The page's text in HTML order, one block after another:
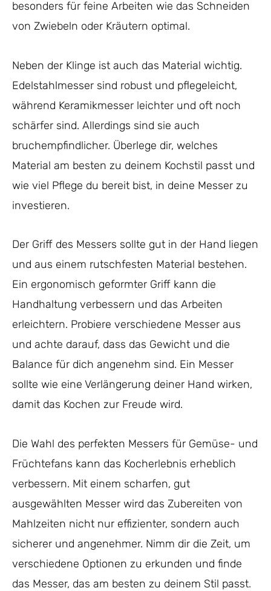
besonders für feine Arbeiten wie das Schneiden
von Zwiebeln oder Kräutern optimal.
Neben der Klinge ist auch das Material wichtig.
Edelstahlmesser sind robust und pflegeleicht,
während Keramikmesser leichter und oft noch
schärfer sind. Allerdings sind sie auch
bruchempfindlicher. Überlege dir, welches
Material am besten zu deinem Kochstil passt und
wie viel Pflege du bereit bist, in deine Messer zu
investieren.
Der Griff des Messers sollte gut in der Hand liegen
und aus einem rutschfesten Material bestehen.
Ein ergonomisch geformter Griff kann die
Handhaltung verbessern und das Arbeiten
erleichtern. Probiere verschiedene Messer aus
und achte darauf, dass das Gewicht und die
Balance für dich angenehm sind. Ein Messer
sollte wie eine Verlängerung deiner Hand wirken,
damit das Kochen zur Freude wird.
Die Wahl des perfekten Messers für Gemüse- und
Früchtefans kann das Kocherlebnis erheblich
verbessern. Mit einem scharfen, gut
ausgewählten Messer wird das Zubereiten von
Mahlzeiten nicht nur effizienter, sondern auch
sicherer und angenehmer. Nimm dir die Zeit, um
verschiedene Optionen zu erkunden und finde
das Messer, das am besten zu deinem Stil passt.